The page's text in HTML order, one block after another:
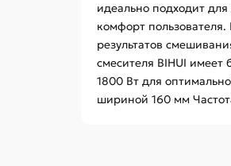
идеально подходит
комфорт
результатов
смесителя BIHUI
1800 Вт для
шириной 160 мм